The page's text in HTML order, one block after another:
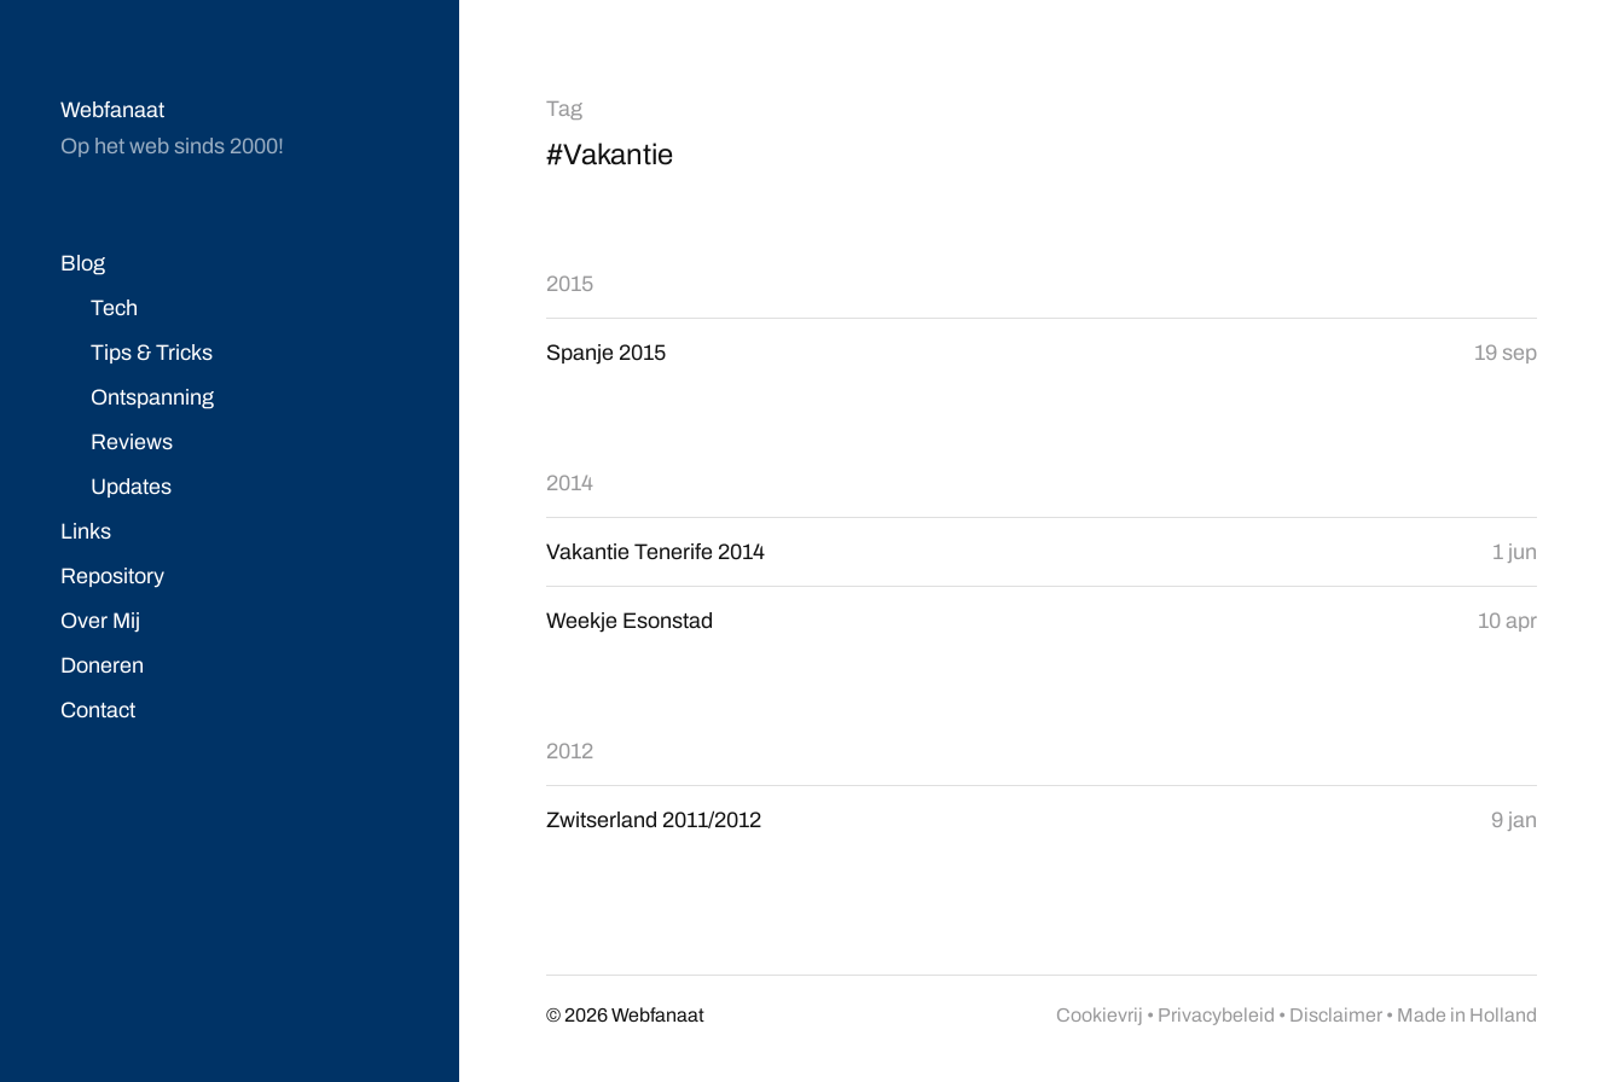
Webfanaat
Op het web sinds 2000!
Blog
Tech
Tips & Tricks
Ontspanning
Reviews
Updates
Links
Repository
Over Mij
Doneren
Contact
Tag
#Vakantie
2015
Spanje 2015 19 sep
2014
Vakantie Tenerife 2014 1 jun
Weekje Esonstad 10 apr
2012
Zwitserland 2011/2012 9 jan
© 2026Webfanaat Cookievrij • Privacybeleid • Disclaimer• Made in Holland